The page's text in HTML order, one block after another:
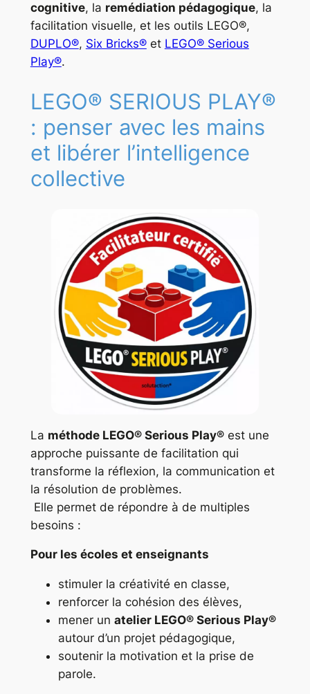
cognitive, la remédiation pédagogique, la
facilitation visuelle, et les outils LEGO®,
DUPLO®, Six Bricks®et LEGO® Serious
Play®.
LEGO® SERIOUS PLAY®
: penser avec les mains
et libérer l’intelligence
collective
La méthode LEGO® Serious Play®est une
approche puissante de facilitation qui
transforme la réflexion, la communication et
la résolution de problèmes.
Elle permet de répondre à de multiples
besoins :
Pour les écoles et enseignants
stimuler la créativité en classe,
renforcer la cohésion des élèves,
mener un atelier LEGO® Serious Play®
autour d’un projet pédagogique,
soutenir la motivation et la prise de
parole.